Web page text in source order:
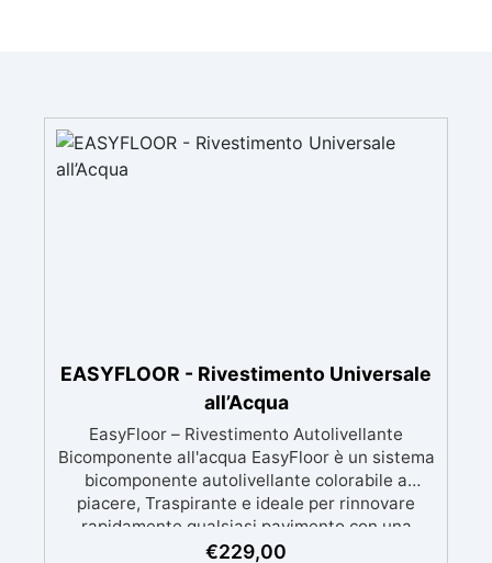
EASYFLOOR - Rivestimento Universale
all’Acqua
EasyFloor – Rivestimento Autolivellante
Bicomponente all'acqua EasyFloor è un sistema
bicomponente autolivellante colorabile a
piacere, Traspirante e ideale per rinnovare
rapidamente qualsiasi pavimento con una
finitura resistente, uniforme e personalizzabile.
€229,00